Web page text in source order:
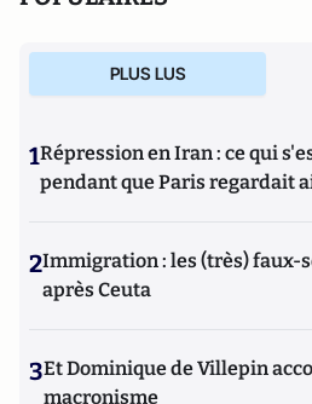
PLUS LUS
1Répression en Iran : ce qui
pendant que Paris regardait
2Immigration : les (très) faux-
après Ceuta
3Et Dominique de Villepin
macronisme